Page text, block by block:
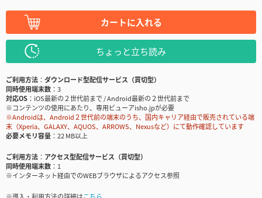
カートに入れる
ちょっと立ち読み
ご利用方法
ダウンロード型配信サービス（買切型）
同時使用端末数
3
対応OS
iOS最新の２世代前まで / Android最新の２世代前まで
※コンテンツの使用にあたり、専用ビューアisho.jpが必要
※Androidは、Android２世代前の端末のうち、国内キャリア経由で販売されている端
末（Xperia、GALAXY、AQUOS、ARROWS、Nexusなど）にて動作確認しています
必要メモリ容量
22 MB以上
ご利用方法
アクセス型配信サービス（買切型）
同時使用端末数
1
※インターネット経由でのWEBブラウザによるアクセス参照